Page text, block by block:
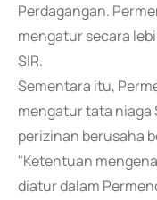
Perdagangan.
mengatur secara
SIR.
Sementara itu,
mengatur tata niaga
perizinan berusaha
"Ketentuan
diatur dalam